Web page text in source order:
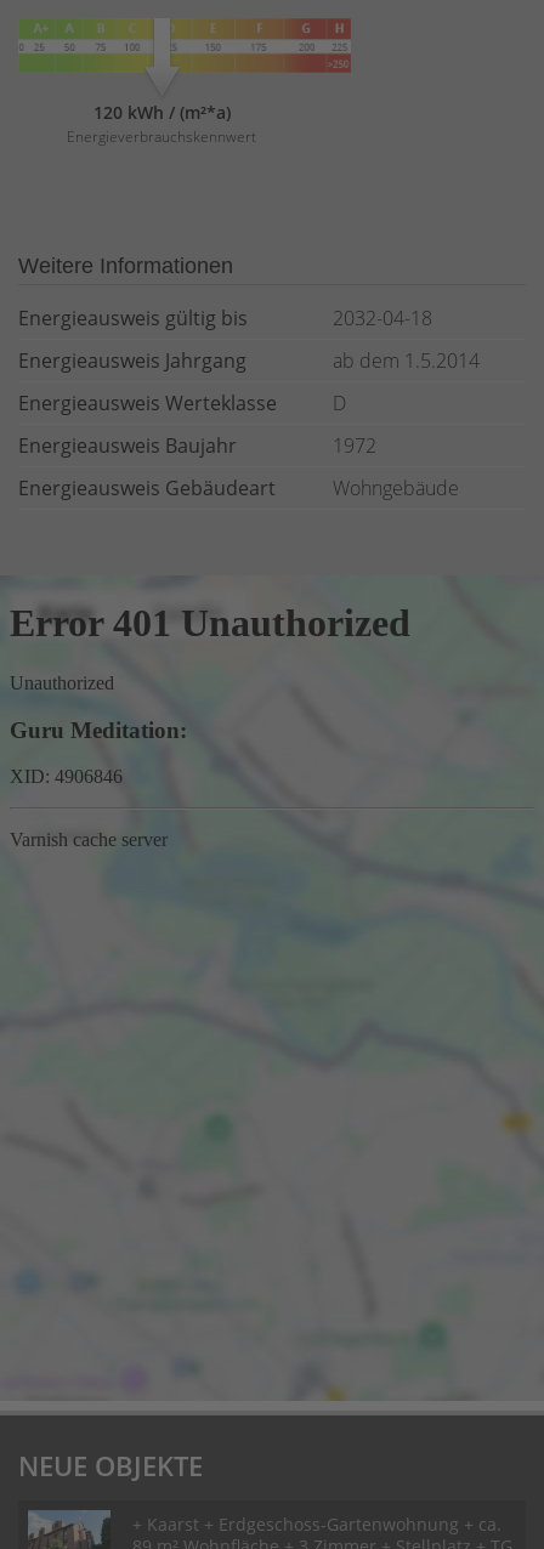
120 kWh / (m²*a)
Energieverbrauchskennwert
Weitere Informationen
Energieausweis gültig bis
2032-04-18
Energieausweis Jahrgang
ab dem 1.5.2014
Energieausweis Werteklasse
D
Energieausweis Baujahr
1972
Energieausweis Gebäudeart
Wohngebäude
NEUE OBJEKTE
+ Kaarst + Erdgeschoss-Gartenwohnung + ca.